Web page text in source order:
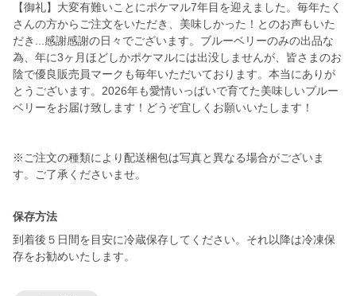
【御礼】大変有難いことにポケマル7年目を迎えました。毎年たく
さんの方からご注文をいただき、美味しかった！とのお声もいた
だき...感謝感謝の日々でございます。ブルーベリーのみの出品な
為、年に3ヶ月ほどしかポケマルには出没しませんが、皆さまのお
陰で優良販売員マークも毎年いただいております。本当にありが
とうございます。2026年も愛情いっぱいで育てた美味しいブルー
ベリーをお届け致します！どうぞ宜しくお願いいたします！
※ご注文の種類により配送梱包は写真と異なる場合がございま
す。ご了承くださいませ。
保存方法
到着後５日間を目安に冷蔵保存してください。それ以降は冷凍保
存をお勧めいたします。